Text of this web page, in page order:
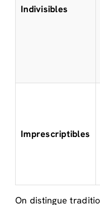
Indivisibles
Imprescriptibles
On distingue